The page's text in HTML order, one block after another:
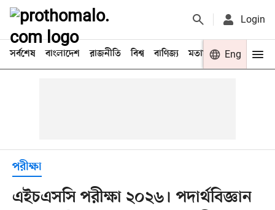
Login
সর্বশেষ বাংলাদেশ রাজনীতি বিশ্ব বাণিজ্য মতামত খেলা
Eng
পরীক্ষা
এইচএসসি পরীক্ষা ২০২৬। পদার্থবিজ্ঞান